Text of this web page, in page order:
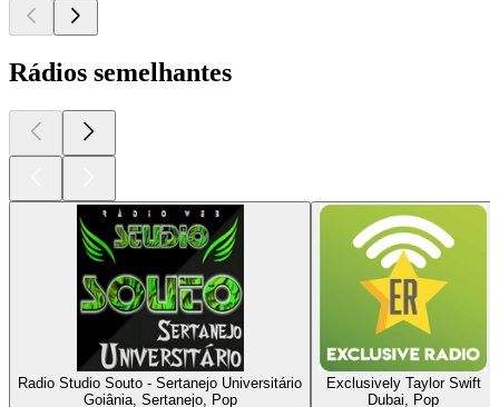
Rádios semelhantes
Radio Studio Souto - Sertanejo Universitário
Goiânia, Sertanejo, Pop
Exclusively Taylor Swift
Dubai, Pop